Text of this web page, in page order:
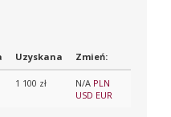
Uzyskana Zmień:
1 100 zł N/A PLN
USD EUR